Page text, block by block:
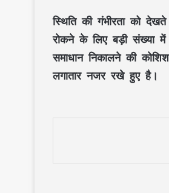
स्थिति की गंभीरता को
रोकने के लिएबड़ी संख्या
समाधाननिकालने की
लगातार नजर रखे हुए है।